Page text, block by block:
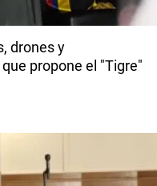
drones y
propone el "Tigre"